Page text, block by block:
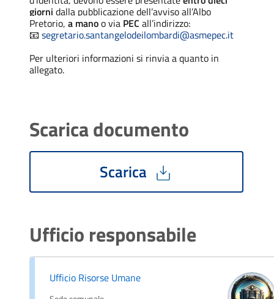
giorni dalla pubblicazione dell’avviso all’Albo
Pretorio, a manoo via PEC all’indirizzo:
📧 segretario.santangelodeilombardi@asmepec.it
Per ulteriori informazioni si rinvia a quanto in
allegato.
Scarica documento
Scarica
Ufficio responsabile
Ufficio Risorse Umane